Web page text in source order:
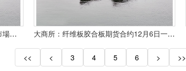
2019-2023年中國中密度纖維板行業市場远景調查及投融資戰略研讨報告 大商所：纤维板胶合板期货合约12月6日一起上市
<< < 3 4 5 6 > >>